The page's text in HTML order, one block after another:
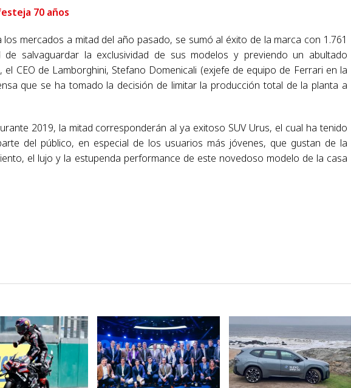
70 años
los mercados a mitad del año pasado, se sumó al éxito de la marca con 1.761
de salvaguardar la exclusividad de sus modelos y previendo un abultado
CEO de Lamborghini, Stefano Domenicali (exjefe de equipo de Ferrari en la
que se ha tomado la decisión de limitar la producción total de la planta a
2019, la mitad corresponderán al ya exitoso SUV Urus, el cual ha tenido
del público, en especial de los usuarios más jóvenes, que gustan de la
el lujo y la estupenda performance de este novedoso modelo de la casa
VER NOTA VER NOTA VER NOTA